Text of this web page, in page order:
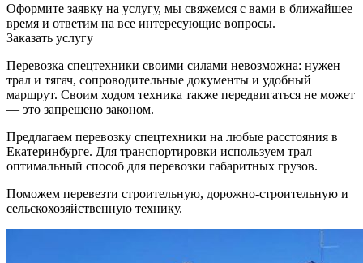
Оформите заявку на услугу, мы свяжемся с вами в ближайшее
время и ответим на все интересующие вопросы.
Заказать услугу
Перевозка спецтехники своими силами невозможна: нужен
трал и тягач, сопроводительные документы и удобный
маршрут. Своим ходом техника также передвигаться не может
— это запрещено законом.
Предлагаем перевозку спецтехники на любые расстояния в
Екатеринбурге. Для транспортировки используем трал —
оптимальный способ для перевозки габаритных грузов.
Поможем перевезти строительную, дорожно-строительную и
сельскохозяйственную технику.